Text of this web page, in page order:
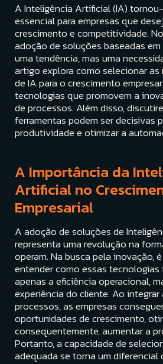
A Inteligência Artificial (IA)
essencial para empresas que
crescimento e competitividade.
adoção de soluções baseadas
uma tendência, mas uma
artigo explora como selecionar
de IA para o crescimento
tecnologias que promovem a
de processos. Além disso,
ferramentas podem ser decisivas
produtividade e otimizar a
A Importância da
Artificial no
Empresarial
A adoção de soluções de
representa uma revolução na
operam. Na busca pela inovação,
entender como essas tecnologias
apenas a eficiência operacional,
experiência do cliente. Ao integrar
processos, as empresas
oportunidades de crescimento,
consequentemente, aumentar a
Portanto, a capacidade de
adequada se torna um